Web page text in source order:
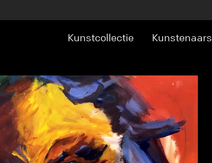
Kunstcollectie Kunstenaars